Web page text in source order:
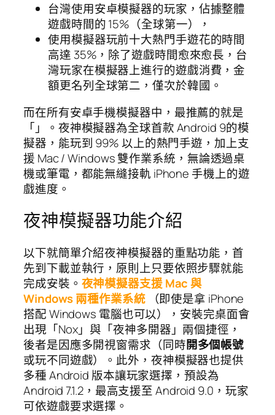
台灣使用安卓模擬器的玩家，佔據整體
遊戲時間的 15%（全球第一），
使用模擬器玩前十大熱門手遊花的時間
高達 35%，除了遊戲時間愈來愈長，台
灣玩家在模擬器上進行的遊戲消費，金
額更名列全球第二，僅次於韓國。
而在所有安卓手機模擬器中，最推薦的就是
「」。夜神模擬器為全球首款 Android 9的模
擬器，能玩到 99% 以上的熱門手遊，加上支
援 Mac / Windows 雙作業系統，無論透過桌
機或筆電，都能無縫接軌 iPhone 手機上的遊
戲進度。
夜神模擬器功能介紹
以下就簡單介紹夜神模擬器的重點功能，首
先到下載並執行，原則上只要依照步驟就能
完成安裝。 夜神模擬器支援 Mac 與
Windows 兩種作業系統（即使是拿 iPhone
搭配 Windows 電腦也可以），安裝完桌面會
出現「Nox」與「夜神多開器」兩個捷徑，
後者是因應多開視窗需求（同時開多個帳號
或玩不同遊戲）。此外，夜神模擬器也提供
多種 Android 版本讓玩家選擇，預設為
Android 7.1.2，最高支援至 Android 9.0，玩家
可依遊戲要求選擇。